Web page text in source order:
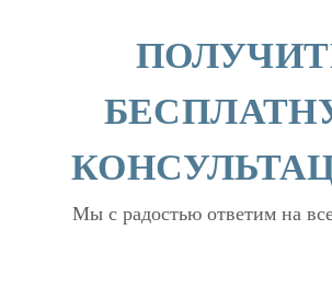
Мы с радостью ответим на